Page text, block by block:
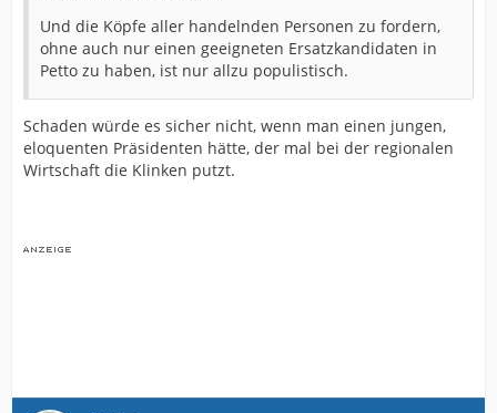
Und die Köpfe aller handelnden Personen zu fordern,
ohne auch nur einen geeigneten Ersatzkandidaten in
Petto zu haben, ist nur allzu populistisch.
Schaden würde es sicher nicht, wenn man einen jungen,
eloquenten Präsidenten hätte, der mal bei der regionalen
Wirtschaft die Klinken putzt.